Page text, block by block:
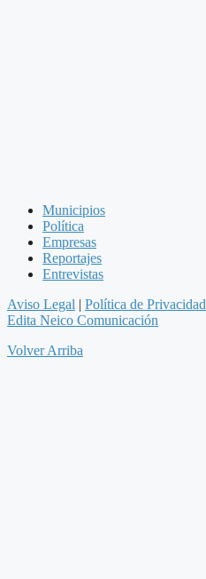
Municipios
Política
Empresas
Reportajes
Entrevistas
Aviso Legal | Política de Privacidad
Edita Neico Comunicación
Volver Arriba